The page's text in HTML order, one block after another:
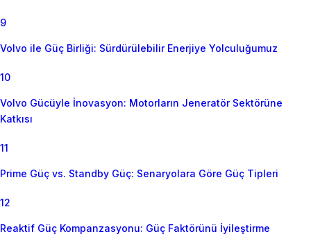
9
Volvo ile Güç Birliği: Sürdürülebilir Enerjiye Yolculuğumuz
10
Volvo Gücüyle İnovasyon: Motorların Jeneratör Sektörüne
Katkısı
11
Prime Güç vs. Standby Güç: Senaryolara Göre Güç Tipleri
12
Reaktif Güç Kompanzasyonu: Güç Faktörünü İyileştirme